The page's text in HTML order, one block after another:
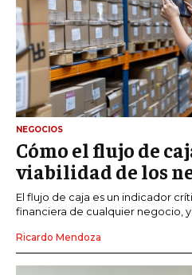
NEGOCIOS
Cómo el flujo de
viabilidad de los
El flujo de caja es un indicador
financiera de cualquier negocio,
Ricardo Mendoza